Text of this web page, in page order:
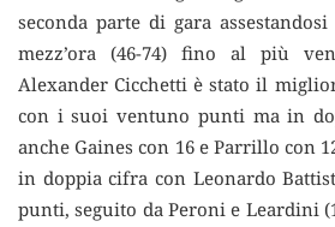
seconda parte di gara
mezz’ora (46-74) fino al più
Alexander Cicchetti è stato il
con i suoi ventuno punti ma in
anche Gaines con 16 e Parrillo con
in doppia cifra con Leonardo
punti, seguito da Peroni e Leardini